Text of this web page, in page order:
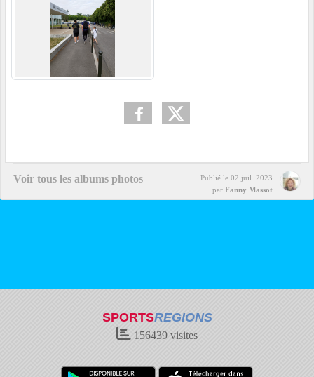
Voir tous les albums photos Publié le 02 juil. 2023
par Fanny Massot
SPORTSREGIONS
156439 visites